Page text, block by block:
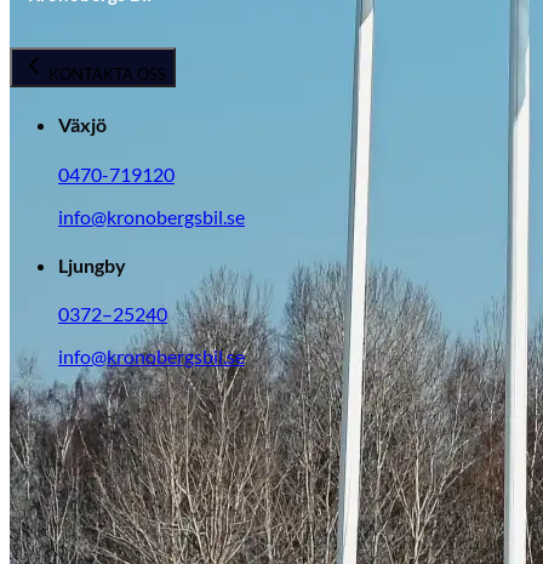
Opel
KONTAKTA OSS
Växjö
0470-719120
info@kronobergsbil.se
Ljungby
0372–25240
info@kronobergsbil.se